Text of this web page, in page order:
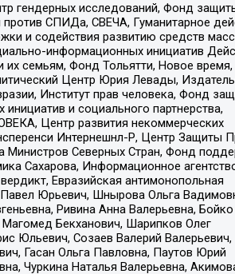
гендерных исследований, Фонд
СПИДа, СВЕЧА, Гуманитарное
и содействия развитию средств
информационных инициатив
семьям, Фонд Тольятти, Новое время,
Центр Юрия Левады,
Институт прав человека, Фонд
и социального партнерства,
Центр развития некоммерческих
Интернешнл-Р, Центр Защиты
Министров Северных Стран, Фонд
Сахарова, Информационное
Евразийская антимонопольная
Юрьевич, Шнырова Ольга
Ривина Анна Валерьевна, Бойко
Магомед Бекханович, Шарипков Олег
Юльевич, Созаев Валерий Валерьевич,
Гасан Ольга Павловна, Паутов Юрий
Чуркина Наталья Валерьевна,